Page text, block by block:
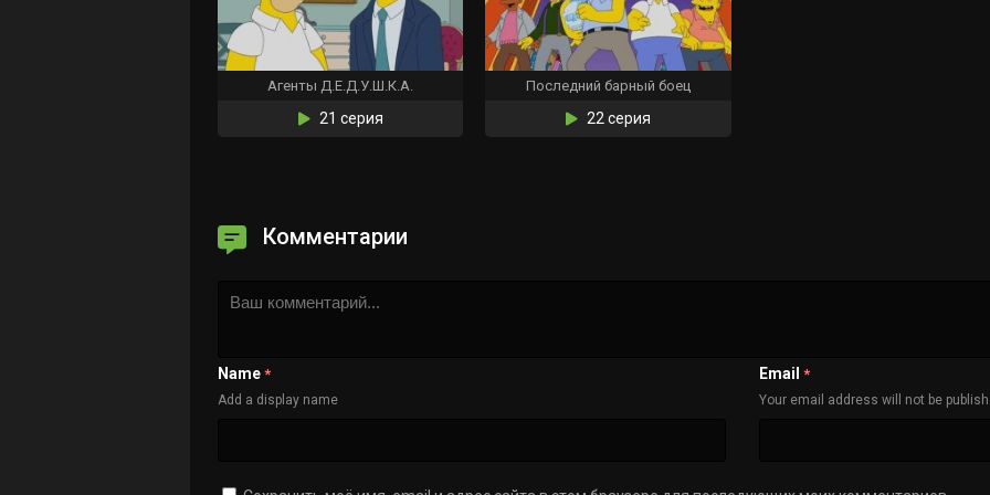
Агенты Д.Е.Д.У.Ш.К.А.
21 серия
Последний барный боец
22 серия
Комментарии
Name *
Add a display name
Email *
Your email address will not be